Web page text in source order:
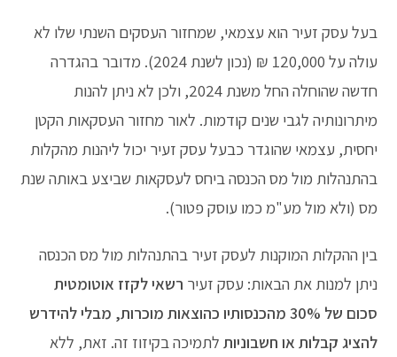
בעל עסק זעיר הוא עצמאי, שמחזור העסקים השנתי שלו לא
עולה על 120,000 ₪ (נכון לשנת 2024). מדובר בהגדרה
חדשה שהוחלה החל משנת 2024, ולכן לא ניתן להנות
מיתרונותיה לגבי שנים קודמות. לאור מחזור העסקאות הקטן
יחסית, עצמאי שהוגדר כבעל עסק זעיר יכול ליהנות מהקלות
בהתנהלות מול מס הכנסה ביחס לעסקאות שביצע באותה שנת
מס (ולא מול מע"מ כמו עוסק פטור).
בין ההקלות המוקנות לעסק זעיר בהתנהלות מול מס הכנסה
ניתן למנות את הבאות: עסק זעיר רשאי לקזז אוטומטית
סכום של 30% מהכנסותיו כהוצאות מוכרות, מבלי להידרש
להציג קבלות או חשבוניות לתמיכה בקיזוז זה. זאת, ללא